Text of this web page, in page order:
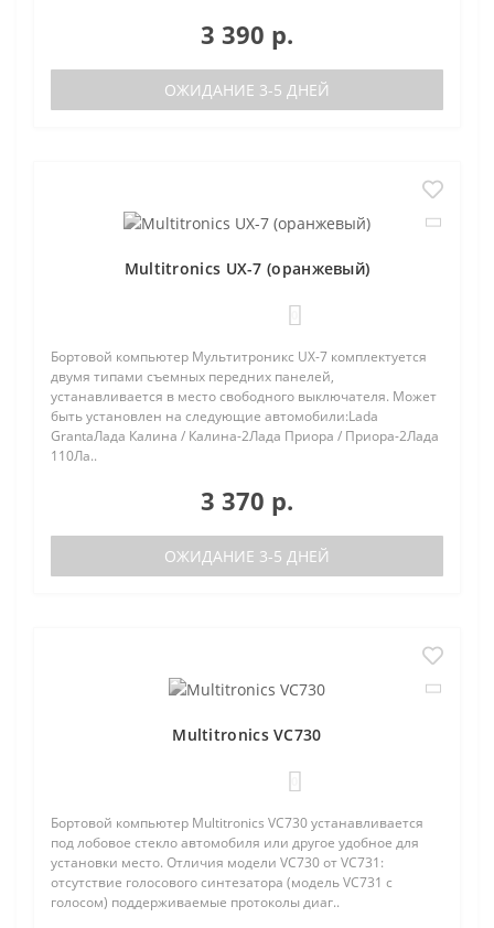
3 390 р.
ОЖИДАНИЕ 3-5 ДНЕЙ
Multitronics UX-7 (оранжевый)
Бортовой компьютер Мультитроникс UX-7 комплектуется
двумя типами съемных передних панелей,
устанавливается в место свободного выключателя. Может
быть установлен на следующие автомобили:Lada
GrantaЛада Калина / Калина-2Лада Приора / Приора-2Лада
110Ла..
3 370 р.
ОЖИДАНИЕ 3-5 ДНЕЙ
Multitronics VC730
Бортовой компьютер Multitronics VC730 устанавливается
под лобовое стекло автомобиля или другое удобное для
установки место. Отличия модели VC730 от VC731:
отсутствие голосового синтезатора (модель VC731 с
голосом) поддерживаемые протоколы диаг..